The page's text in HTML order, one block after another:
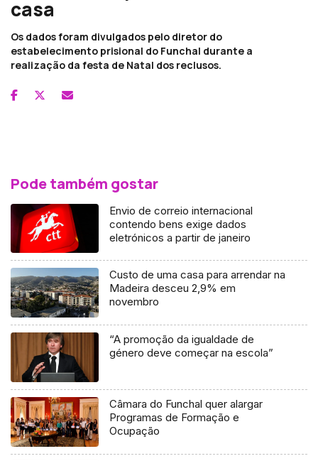
casa
Os dados foram divulgados pelo diretor do
estabelecimento prisional do Funchal durante a
realização da festa de Natal dos reclusos.
Pode também gostar
Envio de correio internacional
contendo bens exige dados
eletrónicos a partir de janeiro
Custo de uma casa para arrendar na
Madeira desceu 2,9% em
novembro
“A promoção da igualdade de
género deve começar na escola”
Câmara do Funchal quer alargar
Programas de Formação e
Ocupação